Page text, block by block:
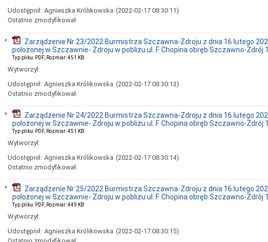
Udostępnił: Agnieszka Królikowska (2022-02-17 08:30:11)
Ostatnio zmodyfikował:
Zarządzenie Nr 23/2022 Burmistrza Szczawna-Zdroju z dnia 16 lutego
położonej w Szczawnie- Zdroju w pobliżu ul. F. Chopina obręb Szczawno-
Typ pliku: PDF, Rozmiar: 451 KB
Wytworzył:
Udostępnił: Agnieszka Królikowska (2022-02-17 08:30:13)
Ostatnio zmodyfikował:
Zarządzenie Nr 24/2022 Burmistrza Szczawna-Zdroju z dnia 16 lutego
położonej w Szczawnie- Zdroju w pobliżu ul. F. Chopina obręb Szczawno-
Typ pliku: PDF, Rozmiar: 451 KB
Wytworzył:
Udostępnił: Agnieszka Królikowska (2022-02-17 08:30:14)
Ostatnio zmodyfikował:
Zarządzenie Nr 25/2022 Burmistrza Szczawna-Zdroju z dnia 16 lutego
położonej w Szczawnie- Zdroju w pobliżu ul. F. Chopina obręb Szczawno-
Typ pliku: PDF, Rozmiar: 449 KB
Wytworzył:
Udostępnił: Agnieszka Królikowska (2022-02-17 08:30:15)